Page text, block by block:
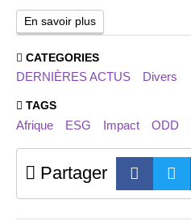
En savoir plus
CATEGORIES
DERNIÈRES ACTUS Divers
TAGS
Afrique ESG Impact ODD
Partager